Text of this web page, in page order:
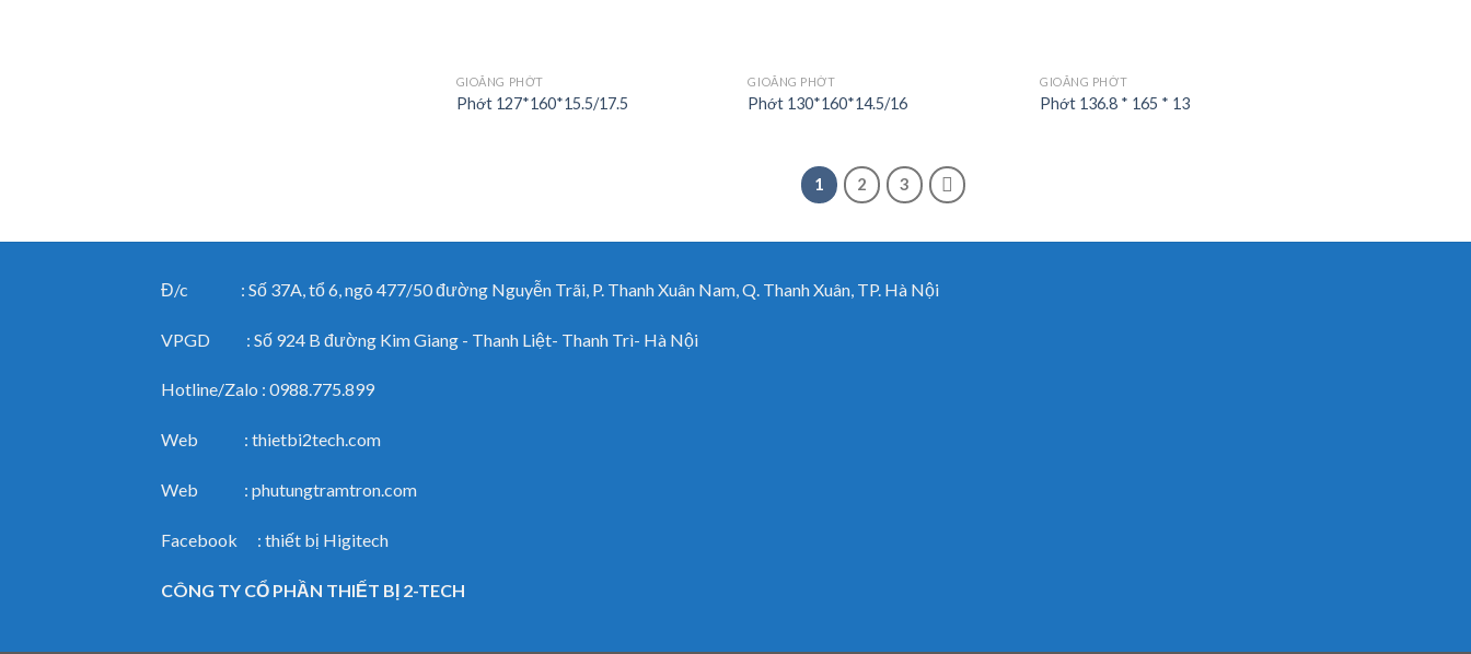
GIOĂNG PHỚT
Phớt 127*160*15.5/17.5
GIOĂNG PHỚT
Phớt 130*160*14.5/16
GIOĂNG PHỚT
Phớt 136.8 * 165 * 13
1 2 3
Đ/c : Số 37A, tổ 6, ngõ 477/50 đường Nguyễn Trãi, P. Thanh Xuân Nam, Q. Thanh Xuân, TP. Hà Nội
VPGD : Số 924 B đường Kim Giang - Thanh Liệt- Thanh Trì- Hà Nội
Hotline/Zalo : 0988.775.899
Web : thietbi2tech.com
Web : phutungtramtron.com
Facebook : thiết bị Higitech
CÔNG TY CỔ PHẦN THIẾT BỊ 2-TECH